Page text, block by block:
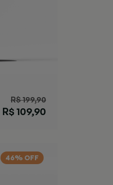
R$ 199,90
R$ 109,90
46% OFF